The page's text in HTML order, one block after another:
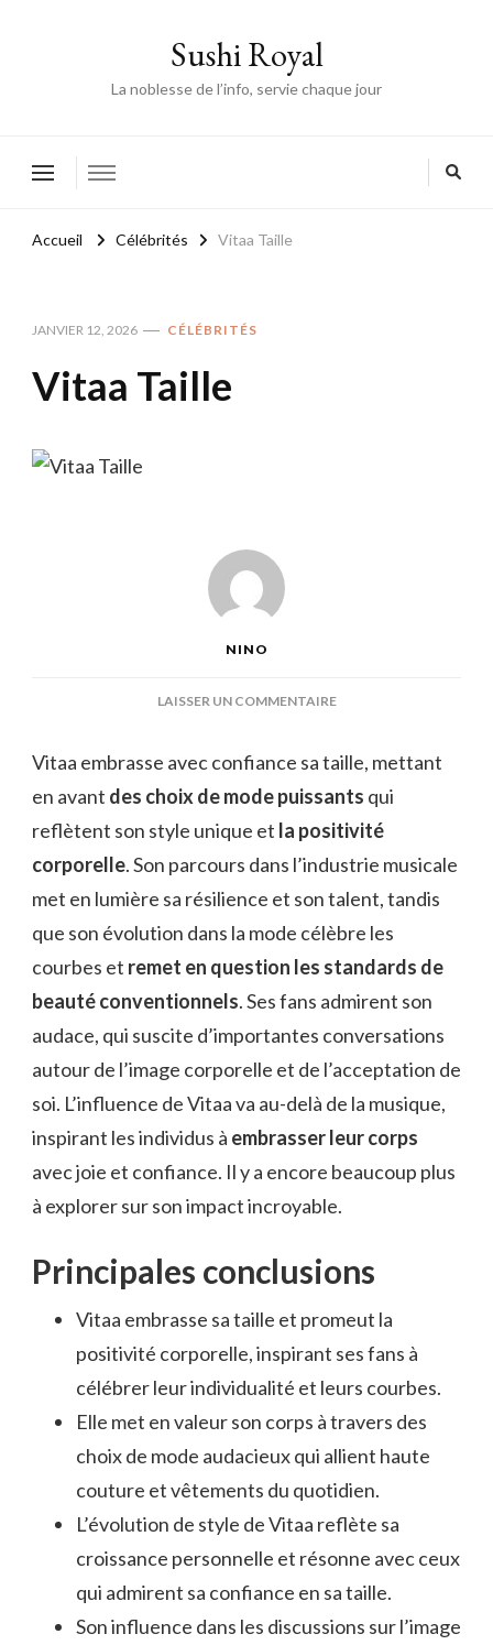
Sushi Royal
La noblesse de l’info, servie chaque jour
Accueil Célébrités Vitaa Taille
JANVIER 12, 2026 CÉLÉBRITÉS
Vitaa Taille
NINO
LAISSER UN COMMENTAIRESUR
Vitaa embrasse avec confiance sa taille, mettant
en avant des choix de mode puissants qui
reflètent son style unique et la positivité
corporelle. Son parcours dans l’industrie musicale
met en lumière sa résilience et son talent, tandis
que son évolution dans la mode célèbre les
courbes et remet en question les standards de
beauté conventionnels. Ses fans admirent son
audace, qui suscite d’importantes conversations
autour de l’image corporelle et de l’acceptation de
soi. L’influence de Vitaa va au-delà de la musique,
inspirant les individus à embrasser leur corps
avec joie et confiance. Il y a encore beaucoup plus
à explorer sur son impact incroyable.
Principales conclusions
Vitaa embrasse sa taille et promeut la
positivité corporelle, inspirant ses fans à
célébrer leur individualité et leurs courbes.
Elle met en valeur son corps à travers des
choix de mode audacieux qui allient haute
couture et vêtements du quotidien.
L’évolution de style de Vitaa reflète sa
croissance personnelle et résonne avec ceux
qui admirent sa confiance en sa taille.
Son influence dans les discussions sur l’image